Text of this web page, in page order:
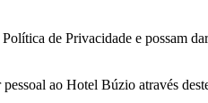
de Privacidade e possam
ao Hotel Búzio através